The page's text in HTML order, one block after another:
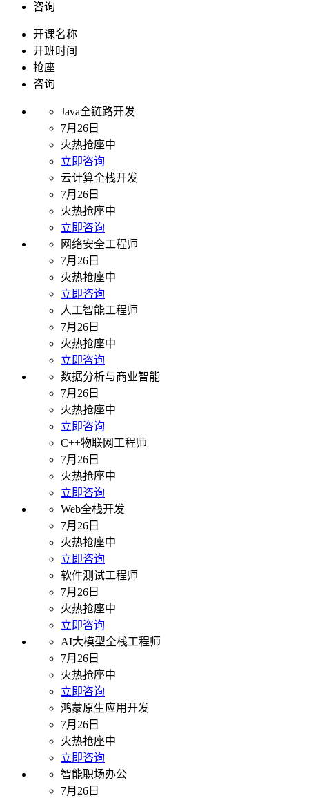
咨询
开课名称
开班时间
抢座
咨询
Java全链路开发
7月26日
火热抢座中
立即咨询
云计算全栈开发
7月26日
火热抢座中
立即咨询
网络安全工程师
7月26日
火热抢座中
立即咨询
人工智能工程师
7月26日
火热抢座中
立即咨询
数据分析与商业智能
7月26日
火热抢座中
立即咨询
C++物联网工程师
7月26日
火热抢座中
立即咨询
Web全栈开发
7月26日
火热抢座中
立即咨询
软件测试工程师
7月26日
火热抢座中
立即咨询
AI大模型全栈工程师
7月26日
火热抢座中
立即咨询
鸿蒙原生应用开发
7月26日
火热抢座中
立即咨询
智能职场办公
7月26日